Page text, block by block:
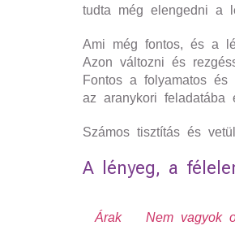
tudta még elengedni a
Ami még fontos, és a
Azon változni és
Fontos a folyamatos
az aranykori feladatába
Számos tisztítás és
A lényeg, a
Árak Nem vagyok